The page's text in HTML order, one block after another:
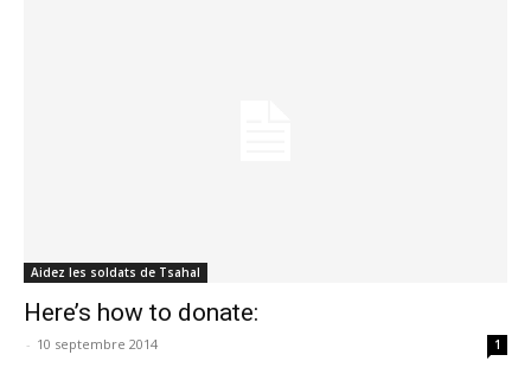
Aidez les soldats de Tsahal
Here’s how to donate:
- 10 septembre 2014 1